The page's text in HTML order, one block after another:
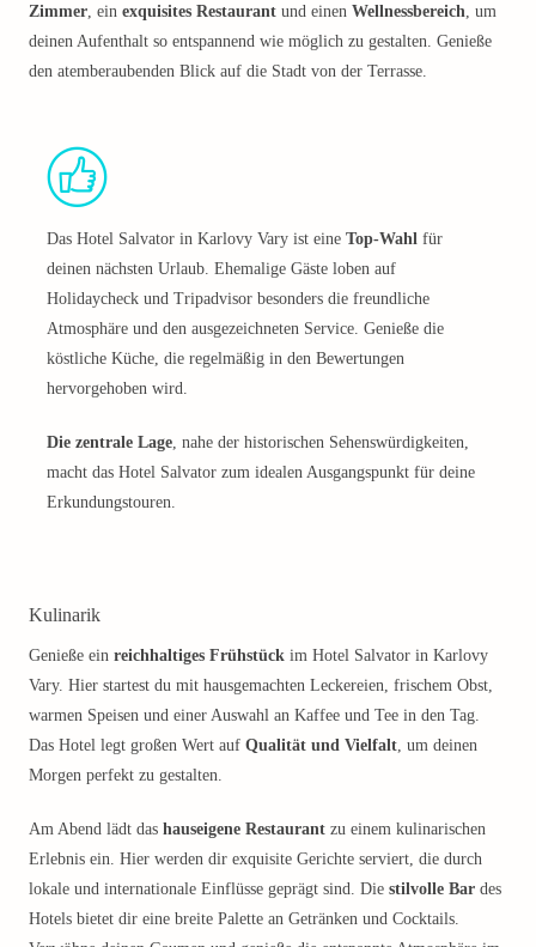
Zimmer, ein exquisites Restaurant und einen Wellnessbereich, um
deinen Aufenthalt so entspannend wie möglich zu gestalten. Genieße
den atemberaubenden Blick auf die Stadt von der Terrasse.
Das Hotel Salvator in Karlovy Vary ist eine Top-Wahl für
deinen nächsten Urlaub. Ehemalige Gäste loben auf
Holidaycheck und Tripadvisor besonders die freundliche
Atmosphäre und den ausgezeichneten Service. Genieße die
köstliche Küche, die regelmäßig in den Bewertungen
hervorgehoben wird.
Die zentrale Lage, nahe der historischen Sehenswürdigkeiten,
macht das Hotel Salvator zum idealen Ausgangspunkt für deine
Erkundungstouren.
Kulinarik
Genieße ein reichhaltiges Frühstück im Hotel Salvator in Karlovy
Vary. Hier startest du mit hausgemachten Leckereien, frischem Obst,
warmen Speisen und einer Auswahl an Kaffee und Tee in den Tag.
Das Hotel legt großen Wert auf Qualität und Vielfalt, um deinen
Morgen perfekt zu gestalten.
Am Abend lädt das hauseigene Restaurant zu einem kulinarischen
Erlebnis ein. Hier werden dir exquisite Gerichte serviert, die durch
lokale und internationale Einflüsse geprägt sind. Die stilvolle Bar des
Hotels bietet dir eine breite Palette an Getränken und Cocktails.